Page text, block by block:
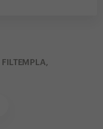
FILTEMPLA,